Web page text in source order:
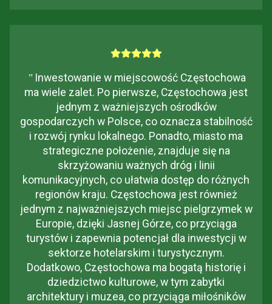
" Inwestowanie w miejscowość Częstochowa
ma wiele zalet. Po pierwsze, Częstochowa jest
jednym z ważniejszych ośrodków
gospodarczych w Polsce, co oznacza stabilność
i rozwój rynku lokalnego. Ponadto, miasto ma
strategiczne położenie, znajduje się na
skrzyżowaniu ważnych dróg i linii
komunikacyjnych, co ułatwia dostęp do różnych
regionów kraju. Częstochowa jest również
jednym z najważniejszych miejsc pielgrzymek w
Europie, dzięki Jasnej Górze, co przyciąga
turystów i zapewnia potencjał dla inwestycji w
sektorze hotelarskim i turystycznym.
Dodatkowo, Częstochowa ma bogatą historię i
dziedzictwo kulturowe, w tym zabytki
architektury i muzea, co przyciąga miłośników